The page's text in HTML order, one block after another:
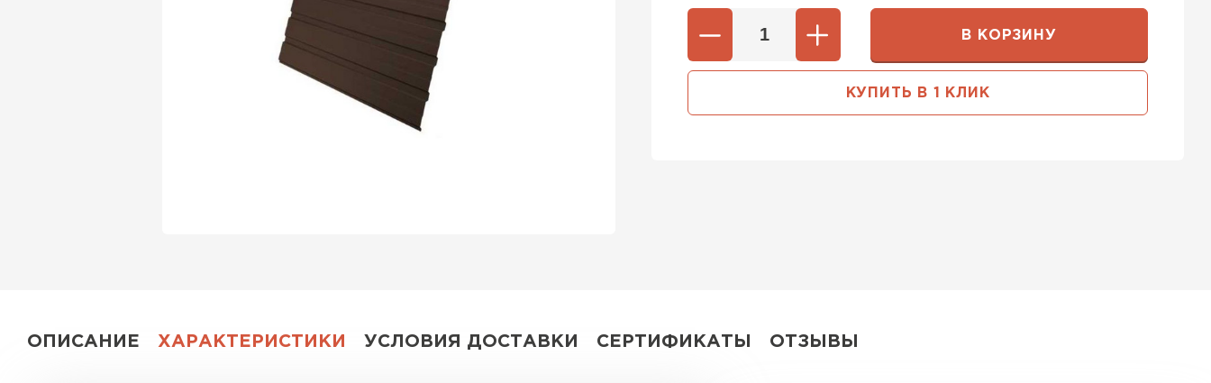
В КОРЗИНУ
КУПИТЬ В 1 КЛИК
ОПИСАНИЕ ХАРАКТЕРИСТИКИ УСЛОВИЯ ДОСТАВКИ СЕРТИФИКАТЫ ОТЗЫВЫ